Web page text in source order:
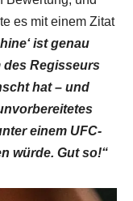
es mit einem Zitat
ist genau
des Regisseurs
hat – und
einem UFC-
würde. Gut so!“